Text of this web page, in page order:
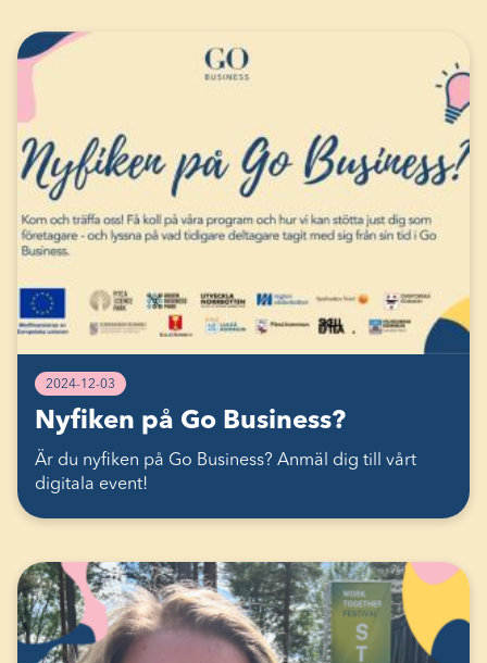
2024-12-03
Nyfiken på Go Business?
Är du nyfiken på Go Business? Anmäl dig till vårt
digitala event!